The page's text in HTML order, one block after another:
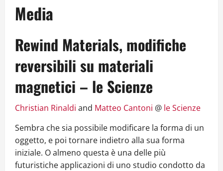
Media
Rewind Materials, modifiche
reversibili su materiali
magnetici – le Scienze
Christian Rinaldi and Matteo Cantoni @ le Scienze
Sembra che sia possibile modificare la forma di un
oggetto, e poi tornare indietro alla sua forma
iniziale. O almeno questa è una delle più
futuristiche applicazioni di uno studio condotto da